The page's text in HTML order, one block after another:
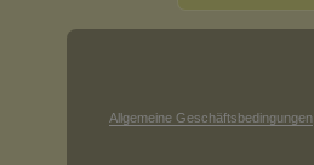
Allgemeine Geschäftsbedingungen